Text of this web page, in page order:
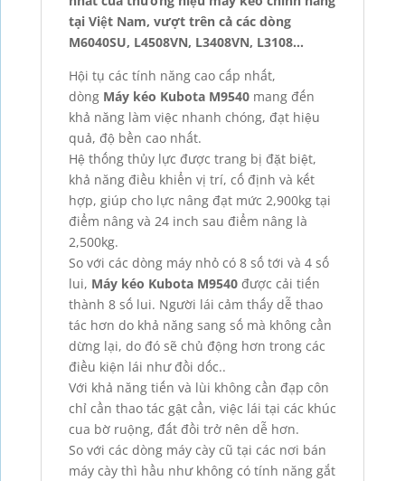
tại Việt Nam, vượt trên cả các dòng
M6040SU, L4508VN, L3408VN, L3108…
Hội tụ các tính năng cao cấp nhất,
dòng Máy kéo Kubota M9540mang đến
khả năng làm việc nhanh chóng, đạt hiệu
quả, độ bền cao nhất.
Hệ thống thủy lực được trang bị đặt biệt,
khả năng điều khiển vị trí, cố định và kết
hợp, giúp cho lực nâng đạt mức 2,900kg tại
điểm nâng và 24 inch sau điểm nâng là
2,500kg.
So với các dòng máy nhỏ có 8 số tới và 4 số
lui, Máy kéo Kubota M9540được cải tiến
thành 8 số lui. Người lái cảm thấy dễ thao
tác hơn do khả năng sang số mà không cần
dừng lại, do đó sẽ chủ động hơn trong các
điều kiện lái như đồi dốc..
Với khả năng tiến và lùi không cần đạp côn
chỉ cần thao tác gật cần, việc lái tại các khúc
cua bờ ruộng, đất đồi trở nên dễ hơn.
So với các dòng máy cày cũ tại các nơi bán
máy cày thì hầu như không có tính năng gắt